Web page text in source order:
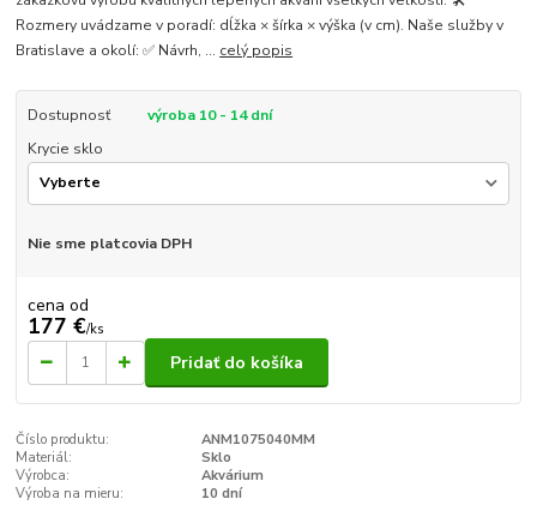
Rozmery uvádzame v poradí: dĺžka × šírka × výška (v cm). Naše služby v
Bratislave a okolí: ✅ Návrh, ... celý popis
Dostupnosť
výroba 10 - 14 dní
Krycie sklo
Nie sme platcovia DPH
cena od
177 €/ks
Pridať do košíka
Číslo produktu:
ANM1075040MM
Materiál:
Sklo
Výrobca:
Akvárium
Výroba na mieru:
10 dní